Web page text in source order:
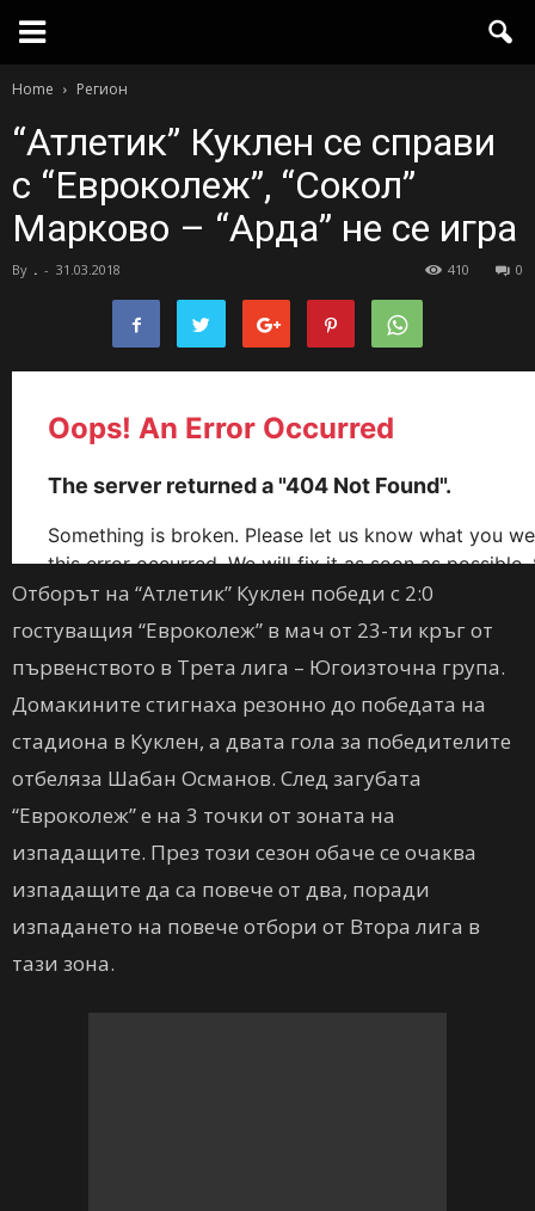
Home Регион
“Атлетик” Куклен се справи
с “Евроколеж”, “Сокол”
Марково – “Арда” не се игра
By . - 31.03.2018 0
410
Отборът на “Атлетик” Куклен победи с 2:0
гостуващия “Евроколеж” в мач от 23-ти кръг от
първенството в Трета лига – Югоизточна група.
Домакините стигнаха резонно до победата на
стадиона в Куклен, а двата гола за победителите
отбеляза Шабан Османов. След загубата
“Евроколеж” е на 3 точки от зоната на
изпадащите. През този сезон обаче се очаква
изпадащите да са повече от два, поради
изпадането на повече отбори от Втора лига в
тази зона.